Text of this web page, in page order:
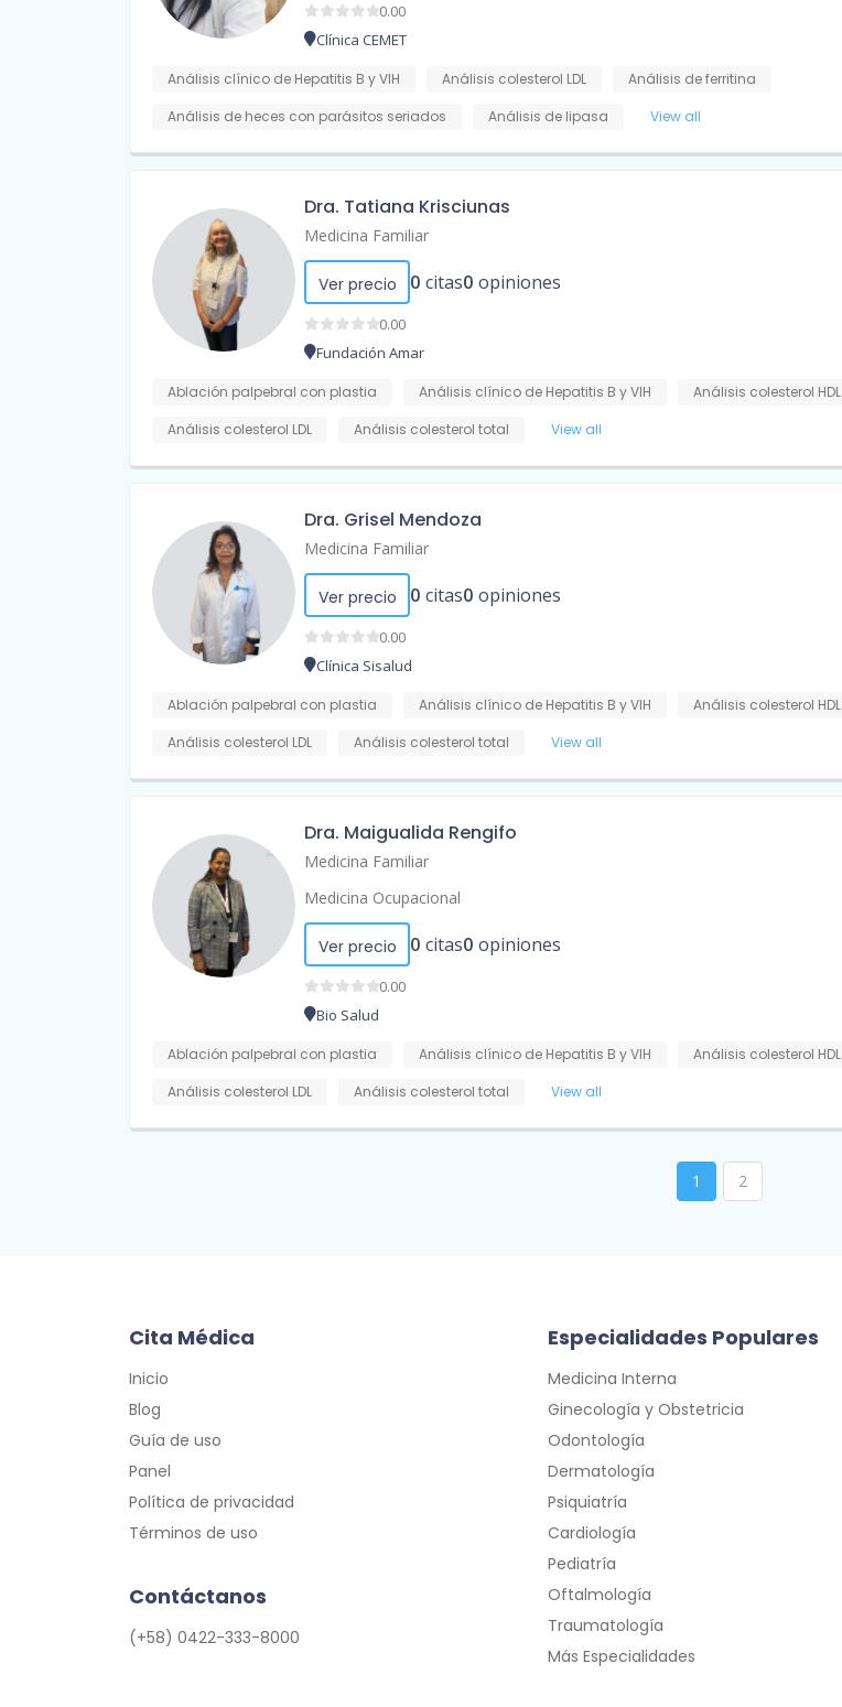
0.00
Clínica CEMET
Análisis clínico de Hepatitis B y VIH Análisis colesterol LDL
Análisis de ferritina
Análisis de heces con parásitos seriados
Análisis de lipasa View all
Dra. Tatiana Krisciunas
Medicina Familiar
Ver precio 0 citas0 opiniones
0.00
Fundación Amar
Ablación palpebral con plastia Análisis clínico de Hepatitis B y VIH
Análisis colesterol HDL
Análisis colesterol LDL
Análisis colesterol total View all
Dra. Grisel Mendoza
Medicina Familiar
Ver precio 0 citas0 opiniones
0.00
Clínica Sisalud
Ablación palpebral con plastia Análisis clínico de Hepatitis B y VIH
Análisis colesterol HDL
Análisis colesterol LDL
Análisis colesterol total View all
Dra. Maigualida Rengifo
Medicina Familiar
Medicina Ocupacional
Ver precio 0 citas0 opiniones
0.00
Bio Salud
Ablación palpebral con plastia Análisis clínico de Hepatitis B y VIH
Análisis colesterol HDL
Análisis colesterol LDL
Análisis colesterol total View all
1 2
Cita Médica
Inicio
Blog
Guía de uso
Panel
Política de privacidad
Términos de uso
Contáctanos
(+58) 0422-333-8000
Especialidades Populares
Medicina Interna
Ginecología y Obstetricia
Odontología
Dermatología
Psiquiatría
Cardiología
Pediatría
Oftalmología
Traumatología
Más Especialidades